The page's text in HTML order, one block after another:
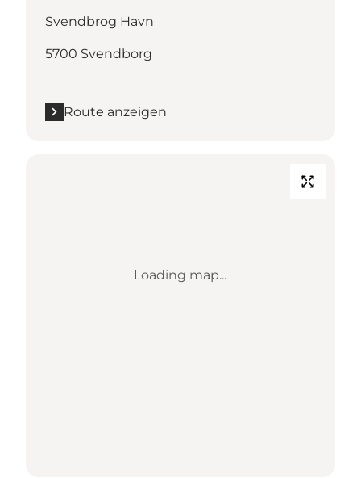
Svendbrog Havn
5700 Svendborg
Route anzeigen
Loading map...